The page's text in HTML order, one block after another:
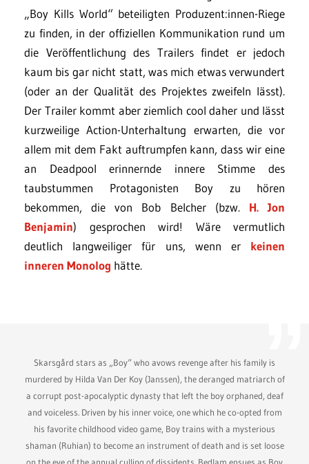
„Boy Kills World“ beteiligten Produzent:innen-Riege
zu finden, in der offiziellen Kommunikation rund um
die Veröffentlichung des Trailers findet er jedoch
kaum bis gar nicht statt, was mich etwas verwundert
(oder an der Qualität des Projektes zweifeln lässt).
Der Trailer kommt aber ziemlich cool daher und lässt
kurzweilige Action-Unterhaltung erwarten, die vor
allem mit dem Fakt auftrumpfen kann, dass wir eine
an Deadpool erinnernde innere Stimme des
taubstummen Protagonisten Boy zu hören
bekommen, die von Bob Belcher (bzw. H. Jon
Benjamin) gesprochen wird! Wäre vermutlich
deutlich langweiliger für uns, wenn er keinen
inneren Monolog hätte.
Skarsgård stars as „Boy“ who avows revenge after his family is
murdered by Hilda Van Der Koy (Janssen), the deranged matriarch of
a corrupt post-apocalyptic dynasty that left the boy orphaned, deaf
and voiceless. Driven by his inner voice, one which he co-opted from
his favorite childhood video game, Boy trains with a mysterious
shaman (Ruhian) to become an instrument of death and is set loose